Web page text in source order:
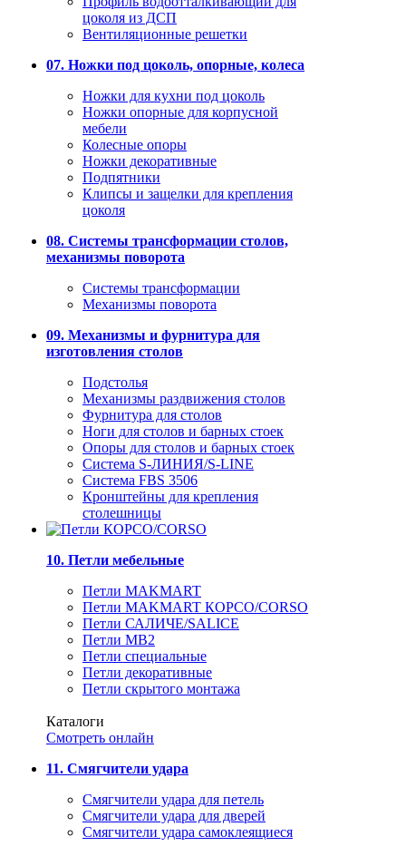
цоколя из ДСП
Вентиляционные решетки
07. Ножки под цоколь, опорные, колеса
Ножки для кухни под цоколь
Ножки опорные для корпусной
мебели
Колесные опоры
Ножки декоративные
Подпятники
Клипсы и защелки для крепления
цоколя
08. Системы трансформации столов,
механизмы поворота
Системы трансформации
Механизмы поворота
09. Механизмы и фурнитура для
изготовления столов
Подстолья
Механизмы раздвижения столов
Фурнитура для столов
Ноги для столов и барных стоек
Опоры для столов и барных стоек
Система S-ЛИНИЯ/S-LINE
Система FBS 3506
Кронштейны для крепления
столешницы
10. Петли мебельные
Петли MAKMART
Петли MAKMART КОРСО/CORSO
Петли САЛИЧЕ/SALICE
Петли MB2
Петли специальные
Петли декоративные
Петли скрытого монтажа
Каталоги
Смотреть онлайн
11. Смягчители удара
Смягчители удара для петель
Смягчители удара для дверей
Cмягчители удара самоклеящиеся